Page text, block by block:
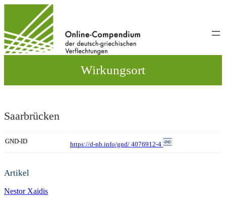
wechseln
Wirkungsort
Saarbrücken
GND-ID https://d-nb.info/gnd/ 4076912-4
Artikel
Nestor Xaidis